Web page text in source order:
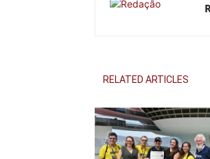
RELATED ARTICLES